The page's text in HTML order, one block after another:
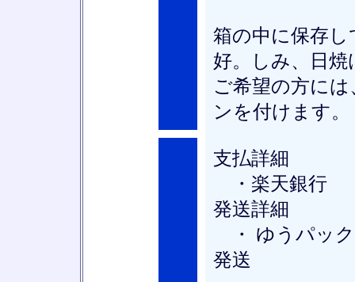
箱の中に保存
好。しみ、日
ご希望の方に
ンを付けます。
支払詳細
・楽天銀行
発送詳細
・ ゆうパッ
発送